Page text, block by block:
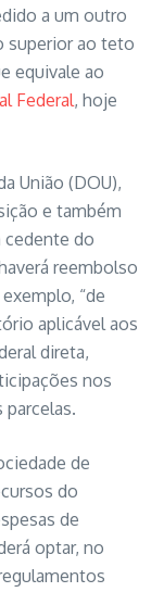
a um outro
superior ao teto
equivale ao
Federal, hoje
União (DOU),
e também
cedente do
reembolso
“de
aplicável aos
direta,
nos
de
do
de
optar, no